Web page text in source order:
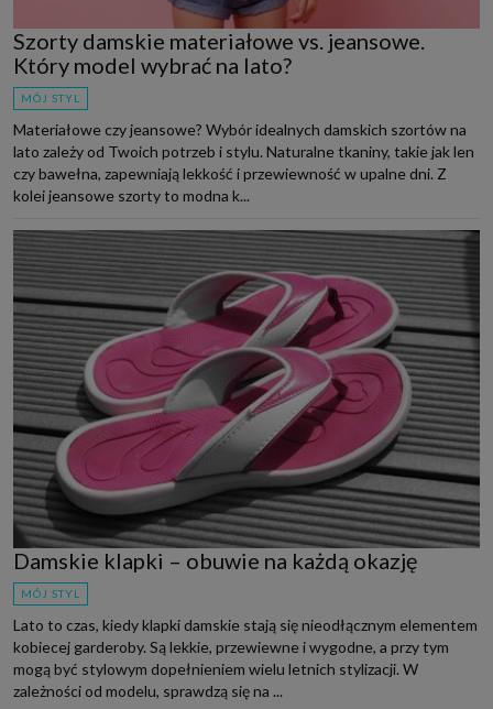
Szorty damskie materiałowe vs. jeansowe.
Który model wybrać na lato?
MÓJ STYL
Materiałowe czy jeansowe? Wybór idealnych damskich szortów na
lato zależy od Twoich potrzeb i stylu. Naturalne tkaniny, takie jak len
czy bawełna, zapewniają lekkość i przewiewność w upalne dni. Z
kolei jeansowe szorty to modna k...
Damskie klapki – obuwie na każdą okazję
MÓJ STYL
Lato to czas, kiedy klapki damskie stają się nieodłącznym elementem
kobiecej garderoby. Są lekkie, przewiewne i wygodne, a przy tym
mogą być stylowym dopełnieniem wielu letnich stylizacji. W
zależności od modelu, sprawdzą się na ...